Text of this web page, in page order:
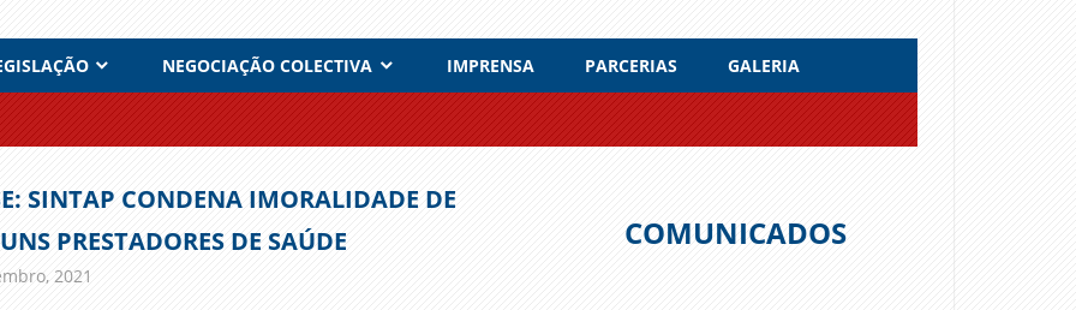
NEGOCIAÇÃO COLECTIVA IMPRENSA PARCERIAS GALERIA
SINTAP CONDENA IMORALIDADE DE
PRESTADORES DE SAÚDE
2021
COMUNICADOS